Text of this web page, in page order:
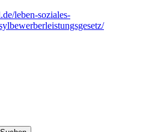
leben-soziales-